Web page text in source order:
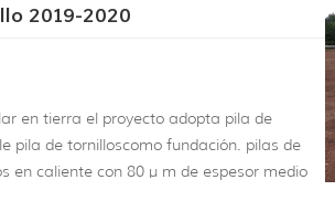
2019-2020
en tierra el proyecto adopta pila de
pila de tornilloscomo fundación. pilas de
en caliente con 80 μ m de espesor medio